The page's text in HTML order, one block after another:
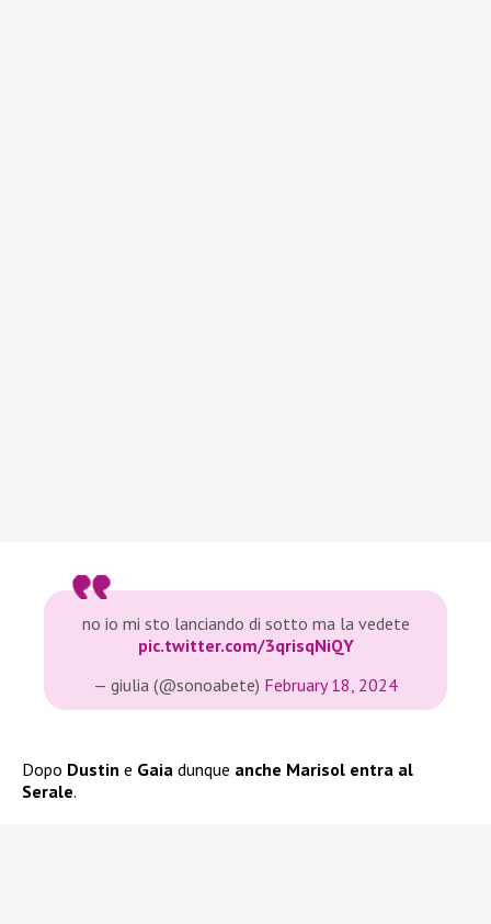
no io mi sto lanciando di sotto ma la vedete
pic.twitter.com/3qrisqNiQY
— giulia (@sonoabete) February 18, 2024
Dopo Dustin e Gaia dunque anche Marisol entra al
Serale.